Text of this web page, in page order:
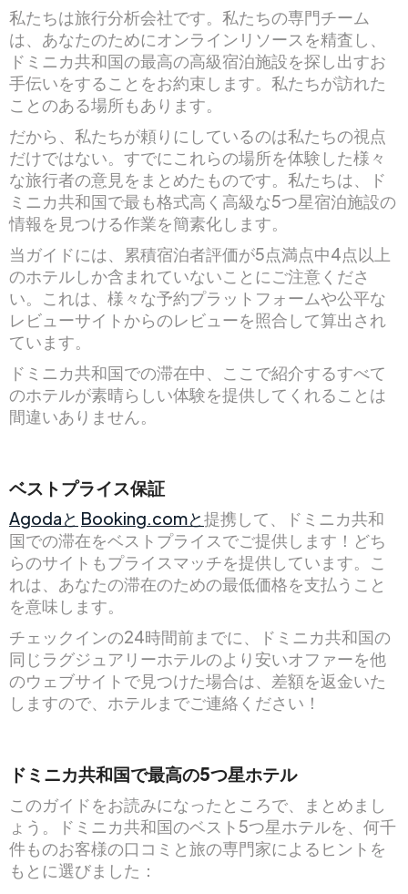
私たちは旅行分析会社です。私たちの専門チーム
は、あなたのためにオンラインリソースを精査し、
ドミニカ共和国の最高の高級宿泊施設を探し出すお
手伝いをすることをお約束します。私たちが訪れた
ことのある場所もあります。
だから、私たちが頼りにしているのは私たちの視点
だけではない。すでにこれらの場所を体験した様々
な旅行者の意見をまとめたものです。私たちは、ド
ミニカ共和国で最も格式高く高級な5つ星宿泊施設の
情報を見つける作業を簡素化します。
当ガイドには、累積宿泊者評価が5点満点中4点以上
のホテルしか含まれていないことにご注意くださ
い。これは、様々な予約プラットフォームや公平な
レビューサイトからのレビューを照合して算出され
ています。
ドミニカ共和国での滞在中、ここで紹介するすべて
のホテルが素晴らしい体験を提供してくれることは
間違いありません。
ベストプライス保証
Agodaと Booking.comと提携して、ドミニカ共和
国での滞在をベストプライスでご提供します！どち
らのサイトもプライスマッチを提供しています。こ
れは、あなたの滞在のための最低価格を支払うこと
を意味します。
チェックインの24時間前までに、ドミニカ共和国の
同じラグジュアリーホテルのより安いオファーを他
のウェブサイトで見つけた場合は、差額を返金いた
しますので、ホテルまでご連絡ください！
ドミニカ共和国で最高の5つ星ホテル
このガイドをお読みになったところで、まとめまし
ょう。ドミニカ共和国のベスト5つ星ホテルを、何千
件ものお客様の口コミと旅の専門家によるヒントを
もとに選びました：